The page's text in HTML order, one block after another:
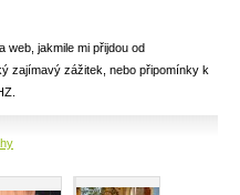
web, jakmile mi přijdou od
zajímavý zážitek, nebo připomínky k